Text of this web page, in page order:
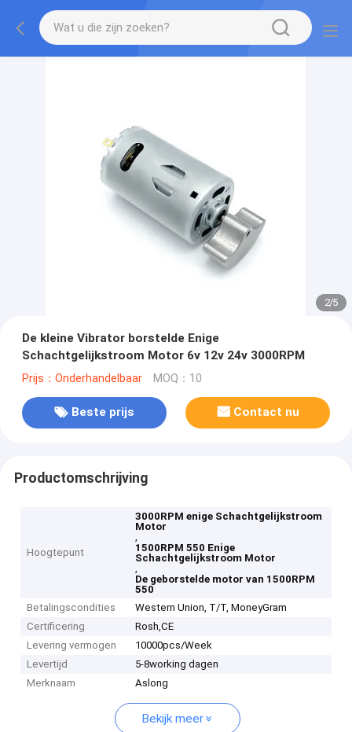
2/5
De kleine Vibrator borstelde Enige
Schachtgelijkstroom Motor 6v 12v 24v 3000RPM
Prijs：Onderhandelbaar MOQ：10
Beste prijs Contact nu
Productomschrijving
Hoogtepunt
3000RPM enige Schachtgelijkstroom
Motor
,
1500RPM 550 Enige
Schachtgelijkstroom Motor
,
De geborstelde motor van 1500RPM
550
Betalingscondities
Western Union, T/T, MoneyGram
Certificering
Rosh,CE
Levering vermogen
10000pcs/Week
Levertijd
5-8working dagen
Merknaam
Aslong
Bekijk meer